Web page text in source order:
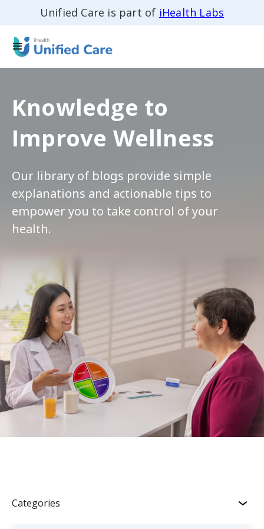
Unified Care is part of iHealth Labs
Knowledge to
Improve Wellness
Our library of blogs provide simple
explanations and actionable tips to
empower you to take control of your
health.
Categories